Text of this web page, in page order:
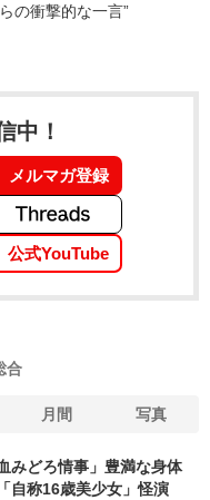
の衝撃的な一言”
中！
メルマガ登録
公式YouTube
合
月間 写真
みどろ情事」豊満な身体
自称16歳美少女」怪演